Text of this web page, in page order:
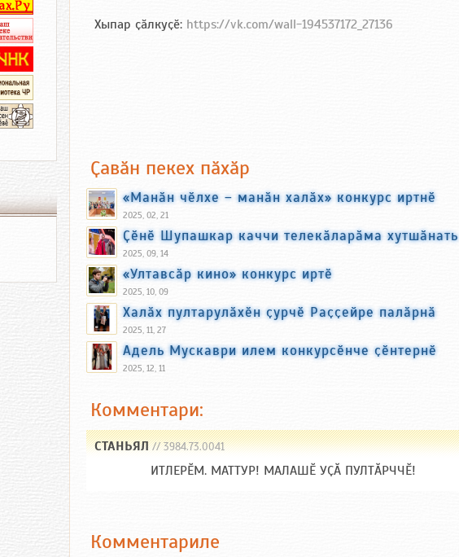
Хыпар ҫӑлкуҫӗ: https://vk.com/wall-194537172_27136
Ҫавӑн пекех пӑхӑр
«Манӑн чӗлхе – манӑн халӑх» конкурс иртнӗ
2025, 02, 21
Ҫӗнӗ Шупашкар каччи телекӑларӑма хутшӑнать
2025, 09, 14
«Ултавсӑр кино» конкурс иртӗ
2025, 10, 09
Халӑх пултарулӑхӗн ҫурчӗ Раҫҫейре палӑрнӑ
2025, 11, 27
Адель Мускаври илем конкурсӗнче ҫӗнтернӗ
2025, 12, 11
Комментари:
СТАНЬЯЛ// 3984.73.0041
ИТЛЕРӖМ. МАТТУР! МАЛАШӖ УҪӐ ПУЛТӐРЧЧӖ!
Комментариле